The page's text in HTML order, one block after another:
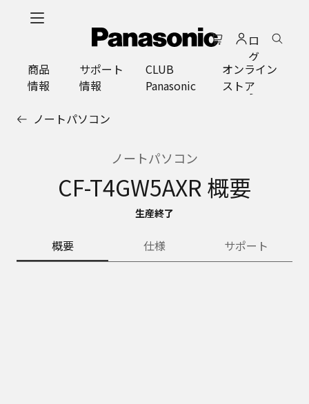
ロ
グ
イ
ン
商品
情報
サポート
情報
CLUB
Panasonic
オンライン
ストア
ノートパソコン
ノートパソコン
CF-T4GW5AXR 概要
生産終了
概要 仕様 サポート